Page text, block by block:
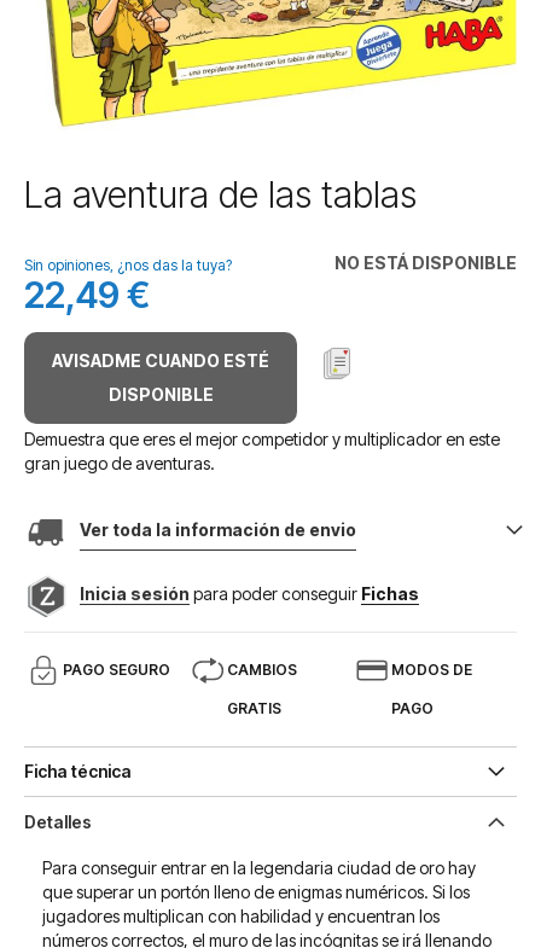
Saltar
al
de
la
galería
de
imágenes
La aventura de las tablas
NO ESTÁ DISPONIBLE
Sin opiniones, ¿nos das la tuya?
22,49 €
AVISADME CUANDO ESTÉ
DISPONIBLE
Demuestra que eres el mejor competidor y multiplicador en este
gran juego de aventuras.
Ver toda la información de envio
Inicia sesión para poder conseguir Fichas
PAGO SEGURO CAMBIOS
GRATIS
MODOS DE
PAGO
Ficha técnica
Detalles
Para conseguir entrar en la legendaria ciudad de oro hay
que superar un portón lleno de enigmas numéricos. Si los
jugadores multiplican con habilidad y encuentran los
números correctos, el muro de las incógnitas se irá llenando